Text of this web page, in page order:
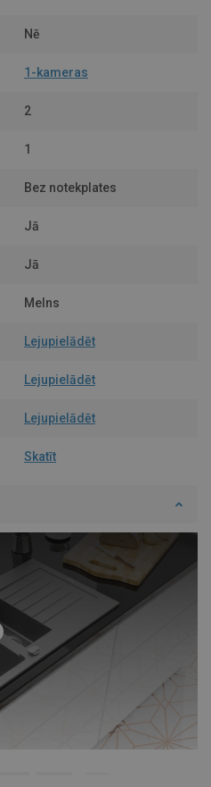
Nē
1-kameras
2
1
Bez notekplates
Jā
Jā
Melns
Lejupielādēt
Lejupielādēt
Lejupielādēt
Skatīt